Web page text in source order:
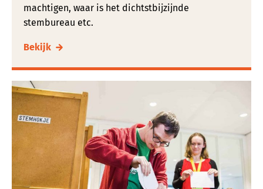
machtigen, waar is het dichtstbijzijnde
stembureau etc.
Bekijk